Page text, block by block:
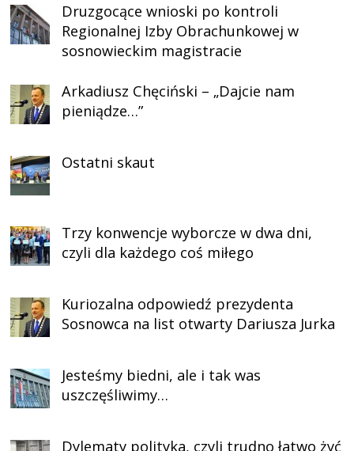
Druzgocące wnioski po kontroli
Regionalnej Izby Obrachunkowej w
sosnowieckim magistracie
Arkadiusz Chęciński – „Dajcie nam
pieniądze…”
Ostatni skaut
Trzy konwencje wyborcze w dwa dni,
czyli dla każdego coś miłego
Kuriozalna odpowiedź prezydenta
Sosnowca na list otwarty Dariusza Jurka
Jesteśmy biedni, ale i tak was
uszczęśliwimy…
Dylematy polityka, czyli trudno łatwo żyć